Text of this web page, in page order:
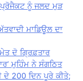
ਪ੍ਰੋਜੈਕਟ ਨੂੰ ਜਲਦ ਮੁੜ
ਮਾਡਿਊਲ ਦਾ
ਦੋ ਗ੍ਰਿਫ਼ਤਾਰ
ਮੁਹਿੰਮ ਨੇ ਸੰਗਠਿਤ
ਦੇ 200 ਦਿਨ ਪੂਰੇ ਕੀਤੇ;